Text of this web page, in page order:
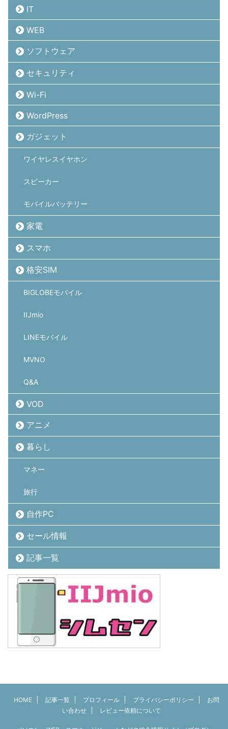
IT
WEB
ソフトウェア
セキュリティ
Wi-Fi
WordPress
ガジェット
ワイヤレスイヤホン
スピーカー
モバイルバッテリー
家電
スマホ
格安SIM
BIGLOBEモバイル
IIJmio
LINEモバイル
MVNO
Q&A
VOD
アニメ
暮らし
マネー
旅行
自作PC
セール情報
記事一覧
HOME 記事一覧 プロフィール プライバシーポリシー
お問
い合わせ
レビュー依頼について